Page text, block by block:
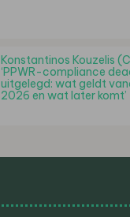
Konstantinos Kouzelis
‘PPWR-compliance
uitgelegd: wat geldt
2026 en wat later komt’